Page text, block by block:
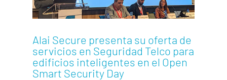
Alai Secure presenta su oferta de
servicios en Seguridad Telco para
edificios inteligentes en el Open
Smart Security Day